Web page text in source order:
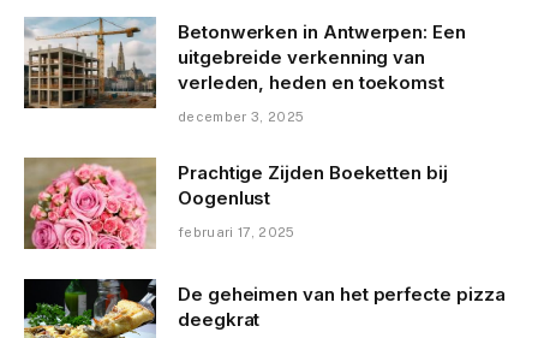
Betonwerken in Antwerpen: Een
uitgebreide verkenning van
verleden, heden en toekomst
december 3, 2025
Prachtige Zijden Boeketten bij
Oogenlust
februari 17, 2025
De geheimen van het perfecte pizza
deegkrat